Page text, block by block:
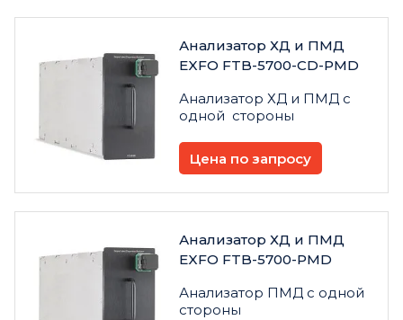
Анализатор ХД и ПМД
EXFO FTB-5700-CD-PMD
Анализатор ХД и ПМД с
одной стороны
Цена по запросу
Анализатор ХД и ПМД
EXFO FTB-5700-PMD
Анализатор ПМД с одной
стороны